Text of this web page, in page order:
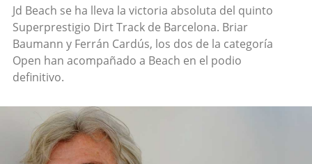
Jd Beach se ha lleva la victoria absoluta del quinto
Superprestigio Dirt Track de Barcelona. Briar
Baumann y Ferrán Cardús, los dos de la categoría
Open han acompañado a Beach en el podio
definitivo.